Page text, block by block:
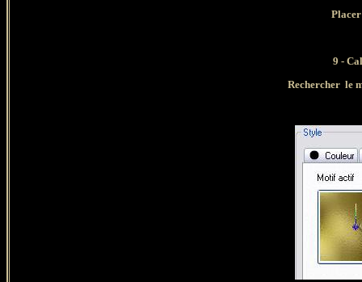
9 - C
Rechercher le